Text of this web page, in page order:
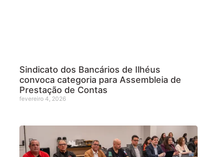
Sindicato dos Bancários de Ilhéus
convoca categoria para Assembleia de
Prestação de Contas
fevereiro 4, 2026